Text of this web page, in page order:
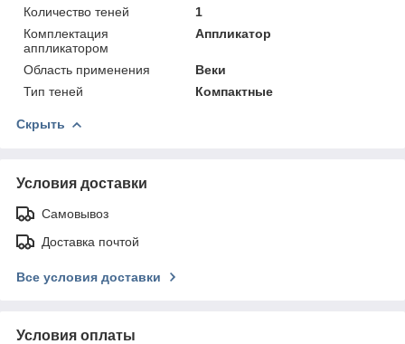
Количество теней
1
Комплектация
аппликатором
Аппликатор
Область применения
Веки
Тип теней
Компактные
Скрыть
Условия доставки
Самовывоз
Доставка почтой
Все условия доставки
Условия оплаты